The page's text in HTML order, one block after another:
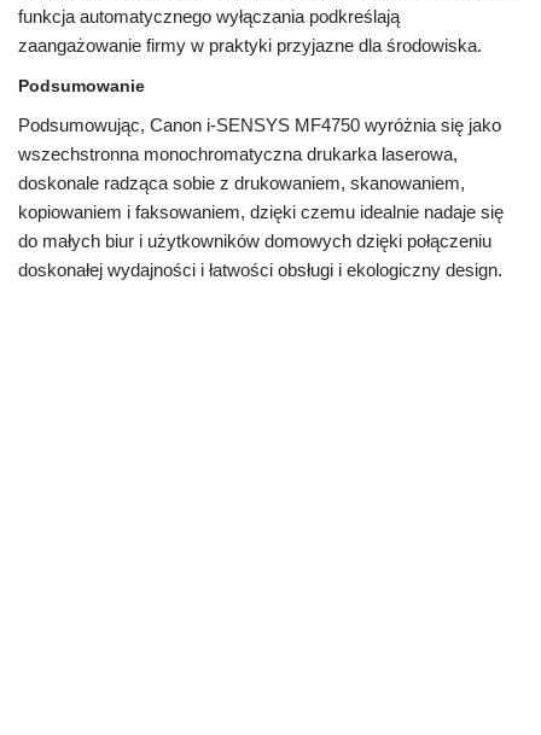
funkcja automatycznego wyłączania podkreślają
zaangażowanie firmy w praktyki przyjazne dla środowiska.
Podsumowanie
Podsumowując, Canon i-SENSYS MF4750 wyróżnia się jako
wszechstronna monochromatyczna drukarka laserowa,
doskonale radząca sobie z drukowaniem, skanowaniem,
kopiowaniem i faksowaniem, dzięki czemu idealnie nadaje się
do małych biur i użytkowników domowych dzięki połączeniu
doskonałej wydajności i łatwości obsługi i ekologiczny design.